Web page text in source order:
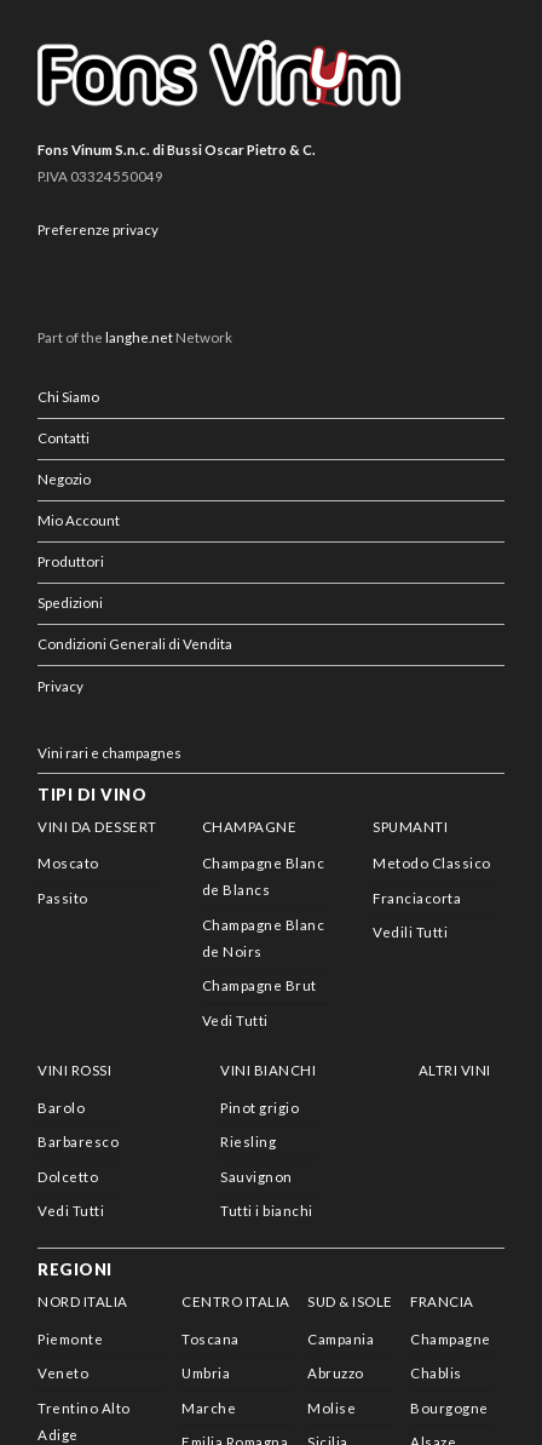
Fons Vinum S.n.c. di Bussi Oscar Pietro & C.
P.IVA 03324550049
Preferenze privacy
Part of thelanghe.net Network
Chi Siamo
Contatti
Negozio
Mio Account
Produttori
Spedizioni
Condizioni Generali di Vendita
Privacy
Vini rari e champagnes
TIPI DI VINO
VINI DA DESSERT
Moscato
Passito
CHAMPAGNE
Champagne Blanc
de Blancs
Champagne Blanc
de Noirs
Champagne Brut
Vedi Tutti
SPUMANTI
Metodo Classico
Franciacorta
Vedili Tutti
VINI ROSSI
Barolo
Barbaresco
Dolcetto
Vedi Tutti
VINI BIANCHI
Pinot grigio
Riesling
Sauvignon
Tutti i bianchi
ALTRI VINI
REGIONI
NORD ITALIA
Piemonte
Veneto
Trentino Alto
Adige
CENTRO ITALIA
Toscana
Umbria
Marche
SUD & ISOLE
Campania
Abruzzo
Molise
FRANCIA
Champagne
Chablis
Bourgogne